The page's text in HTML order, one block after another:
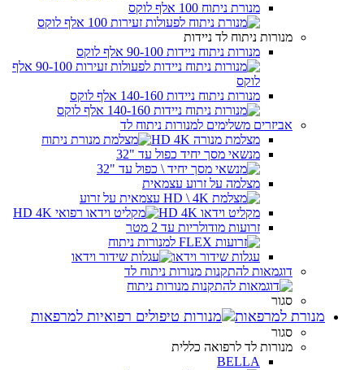
מנורת ניתוח 100 אלף לוקס
מנורות ניתוח לד ניידות
מנורות ניתוח ניידות 90-100 אלף לוקס
מנורות ניתוח ניידות 140-160 אלף לוקס
אביזרים משלימים למנורות ניתוח לד
מצלמת מנורה HD 4K
מנשאי מסך יחיד כפול עד "32
מצלמה על זרוע עצמאית
מקליט וידאו HD 4K
זרועות מודולריות עד 2 מטר
עגלות שידור וידאו
דוגמאות להתקנות מנורות ניתוח לד
סגור
מנורת למרפאות
סגור
מנורות לד לרפואה כללית
BELLA